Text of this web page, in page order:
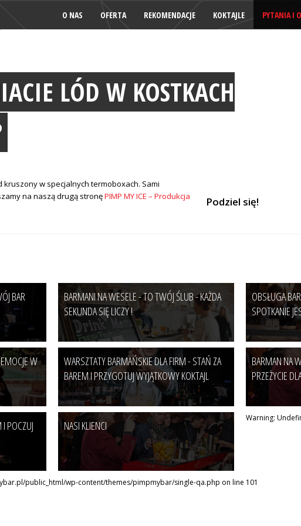
O NAS OFERTA REKOMENDACJE KOKTAJLE PYTANIA I
LÓD W KOSTKACH
w specjalnych termoboxach. Sami
na naszą drugą stronęPIMP MY ICE – Produkcja
Podziel się!
BAR
BARMANI NA WESELE - TO TWÓJ ŚLUB - KAŻDA
SEKUNDA SIĘ LICZY !
OBSŁUGA
SPOTKANIE
W
WARSZTATY BARMAŃSKIE DLA FIRM - STAŃ ZA
BAREM I PRZYGOTUJ WYJĄTKOWY KOKTAJL
BARMAN NA
PRZEŻYCIE
POCZUJ
NASI KLIENCI
Warning:
public_html/wp-content/themes/pimpmybar/single-qa.php on line 101